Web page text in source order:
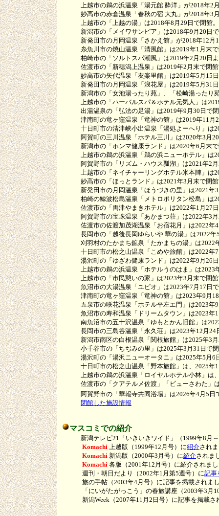
上越市の鵜の浜温泉「湯元館 酔洋」が2018年2月
妙高市の赤倉温泉「春秋の宿 大丸」が2018年3月
上越市の「上越の湯」は2018年8月29日で閉館。
新潟市の「メイワサンピア」は2018年9月20日で
新発田市の月岡温泉「さかえ館」が2018年12月
糸魚川市の焼山温泉「清風館」は2019年1月末で
柏崎市の「ソルトスパ潮風」は2019年2月20日よ
佐渡市の「新穂潟上温泉」は2019年2月末で閉
妙高市の矢代温泉「友楽里館」は2019年5月15日
新発田市の月岡温泉「浪花屋」は2019年5月31日
新潟市の「女池湯ったり苑」、「松崎湯ったり苑
上越市の「ハーバルスパ＆ホテル元気人」は
出湯温泉の「弘法の足湯」は2019年9月30日で
津南町の竜ヶ窪温泉「竜神の館」は2019年11月
十日町市の清津峡小出温泉「湯処よーへり」は
阿賀町の三川温泉「ホテル三川」は2020年3月20
新潟市の「ホンマ健康ランド」は2020年6月末で
上越市の鵜の浜温泉「鵜の浜ニューホテル」は
阿賀野市の「リズム・ハウス瓢湖」は2021年2
上越市の「ネイチャーリングホテル米本陣」は
妙高市の「ほっとランド」は2021年3月末で閉
新発田市の月岡温泉「ほうづきの里」は2021年3
柏崎の鯨波松島温泉「メトロポリタン松島」は
佐渡市の「両津やまきホテル」は2022年1月27日
阿賀野市の宝珠温泉「あかまつ荘」は2022年3月
佐渡市の佐渡加茂湖温泉「お宿花月」は2022年4
長岡市の「越後長岡ゆらいや 華の湯」は2022年5
刈羽村のたかまち鉱泉「たかまちの湯」は2022
十日町市の松之山温泉「こめや旅館」は2022年7
湯沢町の「ゆざわ健康ランド」は2022年9月26日
上越市の鵜の浜温泉「ホテルうのはま」は2023
上越市の「市民憩いの家」は2023年3月末で閉
魚沼市の大湯温泉「ユピオ」は2023年7月17日で
津南町の竜ヶ窪温泉「竜神の館」は2023年9月18
五泉市の咲花温泉「ホテル平左エ門」は2023年9
魚沼市の寿和温泉「ドリームタウン」は2023年
南魚沼市の五十沢温泉「ゆもとかん旧館」は
長岡市の三島谷温泉「永久荘」は2023年12月24
新潟市南区の白根温泉「関根旅館」は2025年3月
小千谷市の「ちぢみの里」は2025年3月31日で
湯沢町の「湯沢ニューオータニ」は2025年5月6
十日町市の松之山温泉「野本旅館」は、2025年
上越市の鵜の浜温泉「ロイヤルホテル小林」は、
佐渡市の「クアテルメ佐渡」「ビューさわた」は
阿賀野市の「華報寺共同浴場」は2026年4月5日
閉館した施設情報
マスコミでの紹介
新潟テレビ21「いきいきワイド」（1999年8
Komachi 上越版（1999年12月号）に紹介され
Komachi 新潟版（2000年3月号）に紹介さ
Komachi 各版（2001年12月号）に紹介されま
週刊・朝日だより（2002年1月第5週号）に記事
旅の手帖（2003年4月号）に記事を掲載されま
「にいがたがっこう」の春旅講座（2003年3月10
新潟Week（2007年11月2日号）に記事を掲載さ